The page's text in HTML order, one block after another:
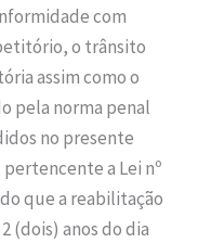
com
o trânsito
assim como o
pela norma penal
no presente
a Lei nº
que a reabilitação
(dois) anos do dia